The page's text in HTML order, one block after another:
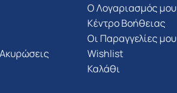
Ο Λογαριασμός μου
Κέντρο Βοήθειας
Οι Παραγγελίες μου
Wishlist
Καλάθι